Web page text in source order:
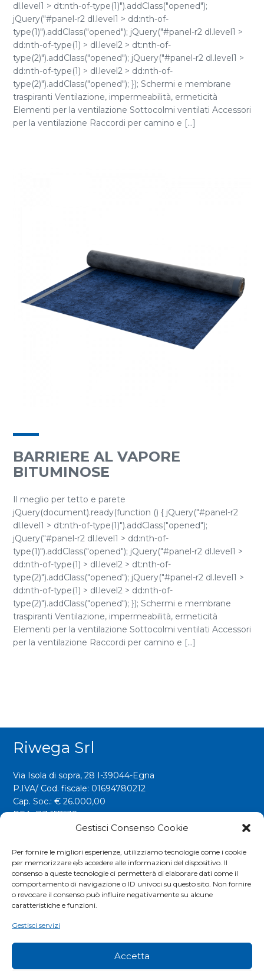
Gestisci Consenso Cookie
Per fornire le migliori esperienze, utilizziamo tecnologie come i cookie
per memorizzare e/o accedere alle informazioni del dispositivo. Il
consenso a queste tecnologie ci permetterà di elaborare dati come il
comportamento di navigazione o ID univoci su questo sito. Non fornire
o revocare il consenso può influire negativamente su alcune
caratteristiche e funzioni.
Gestisci servizi
Accetta
dl.level1 > dt:nth-of-type(1)").addClass("opened");
jQuery("#panel-r2 dl.level1 > dd:nth-of-
type(1)").addClass("opened"); jQuery("#panel-r2 dl.level1 >
dd:nth-of-type(1) > dl.level2 > dt:nth-of-
type(2)").addClass("opened"); jQuery("#panel-r2 dl.level1 >
dd:nth-of-type(1) > dl.level2 > dd:nth-of-
type(2)").addClass("opened"); }); Schermi e membrane
traspiranti Ventilazione, impermeabilità, ermeticità
Elementi per la ventilazione Sottocolmi ventilati Accessori
per la ventilazione Raccordi per camino e [...]
BARRIERE AL VAPORE
BITUMINOSE
Il meglio per tetto e parete
jQuery(document).ready(function () { jQuery("#panel-r2
dl.level1 > dt:nth-of-type(1)").addClass("opened");
jQuery("#panel-r2 dl.level1 > dd:nth-of-
type(1)").addClass("opened"); jQuery("#panel-r2 dl.level1 >
dd:nth-of-type(1) > dl.level2 > dt:nth-of-
type(2)").addClass("opened"); jQuery("#panel-r2 dl.level1 >
dd:nth-of-type(1) > dl.level2 > dd:nth-of-
type(2)").addClass("opened"); }); Schermi e membrane
traspiranti Ventilazione, impermeabilità, ermeticità
Elementi per la ventilazione Sottocolmi ventilati Accessori
per la ventilazione Raccordi per camino e [...]
Riwega Srl
Via Isola di sopra, 28 I-39044-Egna
P.IVA/ Cod. fiscale: 01694780212
Cap. Soc.: € 26.000,00
REA: BZ 157538
info@riwega.com
Tel.+39 0471 827500
Social